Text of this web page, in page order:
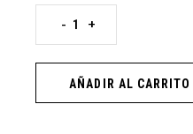
- +
AÑADIR AL CARRITO